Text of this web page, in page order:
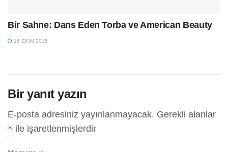
Bir Sahne: Dans Eden Torba ve American Beauty
16 EKIM 2015
Bir yanıt yazın
E-posta adresiniz yayınlanmayacak. Gerekli alanlar
* ile işaretlenmişlerdir